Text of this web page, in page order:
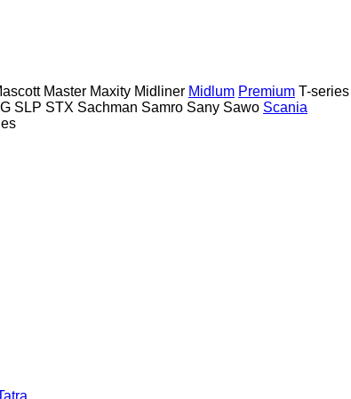
Master Maxity Midliner Midlum Premium T-series
SLP STX Sachman Samro Sany Sawo Scania